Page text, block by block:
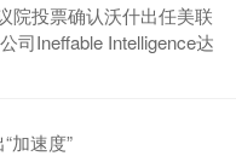
院投票确认沃什出任美联
司Ineffable Intelligence达
加速度”